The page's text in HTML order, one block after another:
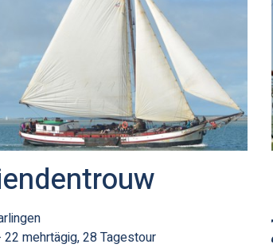
22 mehrtägig, 28 Tagestour